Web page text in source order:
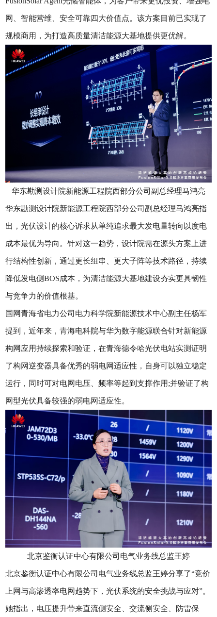
网、智能营维、安全可靠四大价值点。该方案目前已实现了
规模商用，为打造高质量清洁能源大基地提供更优解。
华东勘测设计院新能源工程院西部分公司副总经理马鸿亮
华东勘测设计院新能源工程院西部分公司副总经理马鸿亮指
出，光伏设计的核心诉求从单纯追求最大发电量转向以度电
成本最优为导向。针对这一趋势，设计院需在源头方案上进
行结构性创新，通过更长组串、更大子阵等技术路径，持续
降低发电侧BOS成本，为清洁能源大基地建设夯实更具韧性
与竞争力的价值根基。
国网青海省电力公司电力科学院新能源技术中心副主任杨军
提到，近年来，青海电科院与华为数字能源联合针对新能源
构网应用持续探索和验证，在青海德令哈光伏电站实测证明
了构网逆变器具备优秀的弱电网适应性，自身可以独立稳定
运行，同时可对电网电压、频率等起到支撑作用;并验证了构
网型光伏具备较强的弱电网适应性。
北京鉴衡认证中心有限公司电气业务线总监王婷
北京鉴衡认证中心有限公司电气业务线总监王婷分享了“竞价
上网与高渗透率电网趋势下，光伏系统的安全挑战与应对”。
她指出，电压提升带来直流侧安全、交流侧安全、防雷保